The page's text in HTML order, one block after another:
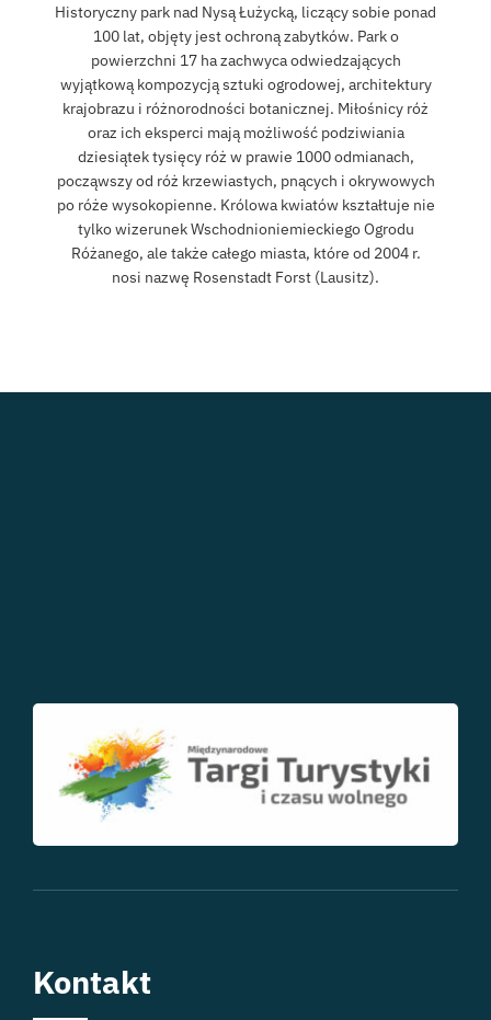
Historyczny park nad Nysą Łużycką, liczący sobie ponad
100 lat, objęty jest ochroną zabytków. Park o
powierzchni 17 ha zachwyca odwiedzających
wyjątkową kompozycją sztuki ogrodowej, architektury
krajobrazu i różnorodności botanicznej. Miłośnicy róż
oraz ich eksperci mają możliwość podziwiania
dziesiątek tysięcy róż w prawie 1000 odmianach,
począwszy od róż krzewiastych, pnących i okrywowych
po róże wysokopienne. Królowa kwiatów kształtuje nie
tylko wizerunek Wschodnioniemieckiego Ogrodu
Różanego, ale także całego miasta, które od 2004 r.
nosi nazwę Rosenstadt Forst (Lausitz).
Kontakt